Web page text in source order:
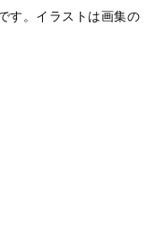
す。イラストは画集の